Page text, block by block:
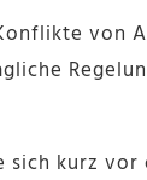
von
sich kurz